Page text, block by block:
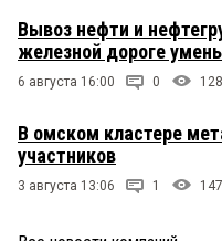
Вывоз нефти и
железной дороге
6 августа 16:00 0
В омском кластере
участников
3 августа 13:06 1